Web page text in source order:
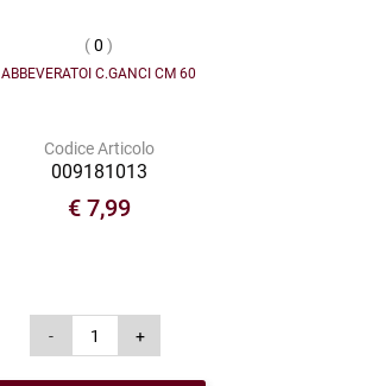
(0 )
ABBEVERATOI C.GANCI CM 60
Codice Articolo
009181013
€ 7,99